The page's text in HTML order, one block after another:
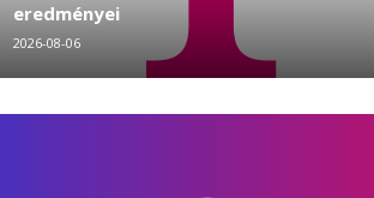
eredményei
2026-08-06